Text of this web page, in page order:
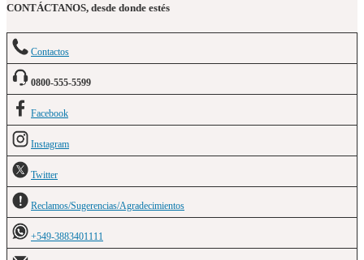
CONTÁCTANOS, desde donde estés
Contactos
0800-555-5599
Facebook
Instagram
Twitter
Reclamos/Sugerencias/Agradecimientos
+549-3883401111